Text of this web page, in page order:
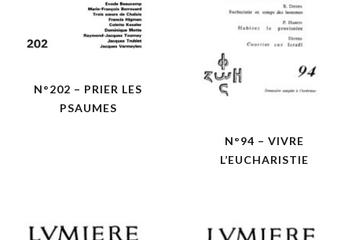
N°202 – PRIER LES
PSAUMES
N°94 – VIVRE
L’EUCHARISTIE